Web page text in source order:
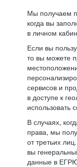
Мы получаем
когда вы
в личном
Если вы
то вы можете
сервисов и
в доступе к
использовать
В случаях,
права, мы
от третьих
вы
данные в